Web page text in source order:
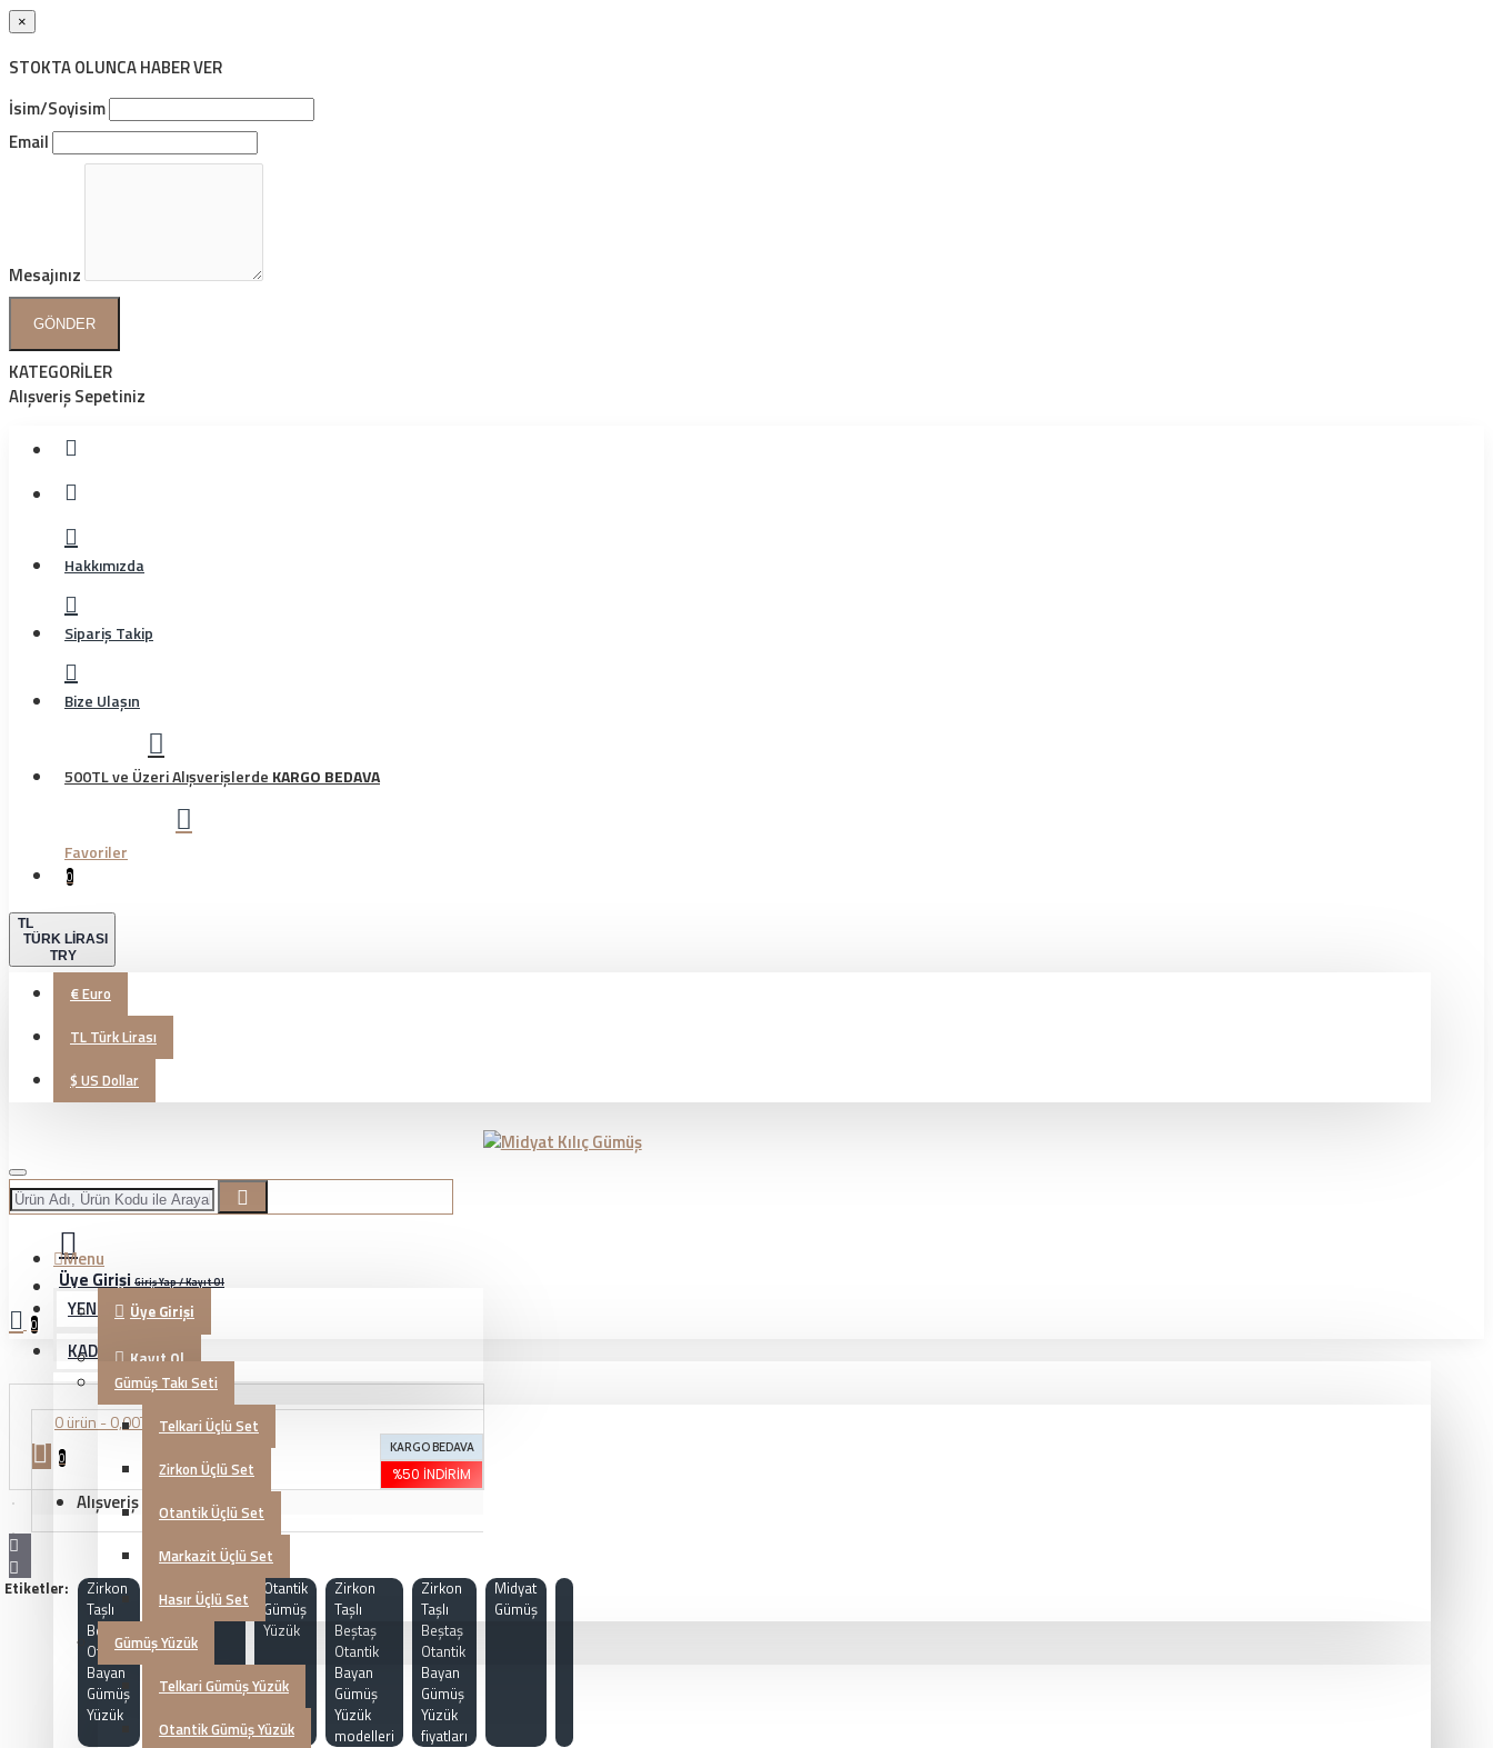
×
STOKTA OLUNCA HABER VER
İsim/Soyisim
Email
Mesajınız
GÖNDER
KATEGORİLER
Alışveriş Sepetiniz
Hakkımızda
Sipariş Takip
Bize Ulaşın
500TL ve Üzeri Alışverişlerde KARGO BEDAVA
Favoriler
0
TL
TÜRK LIRASI
TRY
€Euro
TL Türk Lirası
$ US Dollar
Üye Girişi Giriş Yap / Kayıt Ol
Üye Girişi
Kayıt Ol
0 ürün - 0,00TL
0
Alışveriş sepetiniz boş!
Menu
YENİ GELENLER
KADIN TAKI
Gümüş Takı Seti
Telkari Üçlü Set
Zirkon Üçlü Set
Otantik Üçlü Set
Markazit Üçlü Set
Hasır Üçlü Set
Gümüş Yüzük
Telkari Gümüş Yüzük
Otantik Gümüş Yüzük
0
KARGO BEDAVA
%50 İNDIRIM
Etiketler:
Zirkon
Taşlı
Beştaş
Otantik
Bayan
Gümüş
Yüzük
KG20230030
Otantik
Gümüş
Yüzük
Zirkon
Taşlı
Beştaş
Otantik
Bayan
Gümüş
Yüzük
modelleri
Zirkon
Taşlı
Beştaş
Otantik
Bayan
Gümüş
Yüzük
fiyatları
Midyat
Gümüş